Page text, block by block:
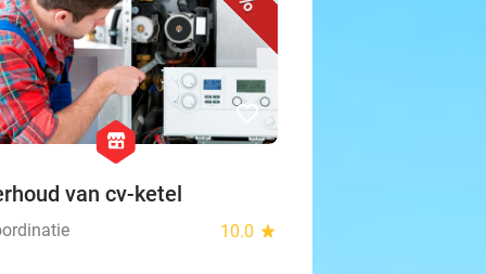
favorite_border
hexagon
store
van cv-ketel
10.0 star